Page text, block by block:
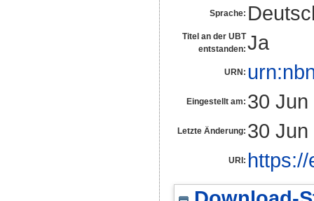
Sprache:
Titel an der UBT
entstanden: Ja
URN:
Eingestellt am: 30 Jun
Letzte Änderung: 30 Jun
URI: